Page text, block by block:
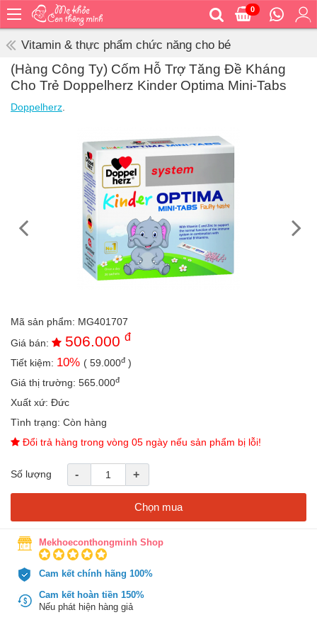
0
Bé
ăn
vệ
ngoài
an
toàn
Bé
tắm
Bé
mà
học
cho
bố
dùng
nhà
Vitamin & thực phẩm chức năng cho bé
(Hàng Công Ty) Cốm Hỗ Trợ Tăng Đề Kháng
Cho Trẻ Doppelherz Kinder Optima Mini-Tabs
Doppelherz
Mã sản phẩm: MG401707
Giá bán:
506.000 đ
Tiết kiệm: 10% ( 59.000đ )
Giá thị trường: 565.000đ
Xuất xứ: Đức
Tình trạng: Còn hàng
Đổi trả hàng trong vòng 05 ngày nếu sản phẩm bị lỗi!
Số lượng - +
Chọn mua
Mekhoeconthongminh Shop
Cam kết chính hãng 100%
Cam kết hoàn tiền 150%
Nếu phát hiện hàng giả